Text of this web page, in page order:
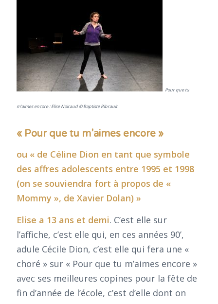
Pour que tu
m’aimes encore : Elise Noiraud © Baptiste Ribrault
« Pour que tu m’aimes encore »
ou « de Céline Dion en tant que symbole
des affres adolescents entre 1995 et 1998
(on se souviendra fort à propos de «
Mommy », de Xavier Dolan) »
Elise a 13 ans et demi. C’est elle sur
l’affiche, c’est elle qui, en ces années 90’,
adule Cécile Dion, c’est elle qui fera une «
choré » sur « Pour que tu m’aimes encore »
avec ses meilleures copines pour la fête de
fin d’année de l’école, c’est d’elle dont on